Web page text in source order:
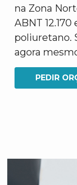
na Zona
ABNT
poliuretano.
agora
PEDIR